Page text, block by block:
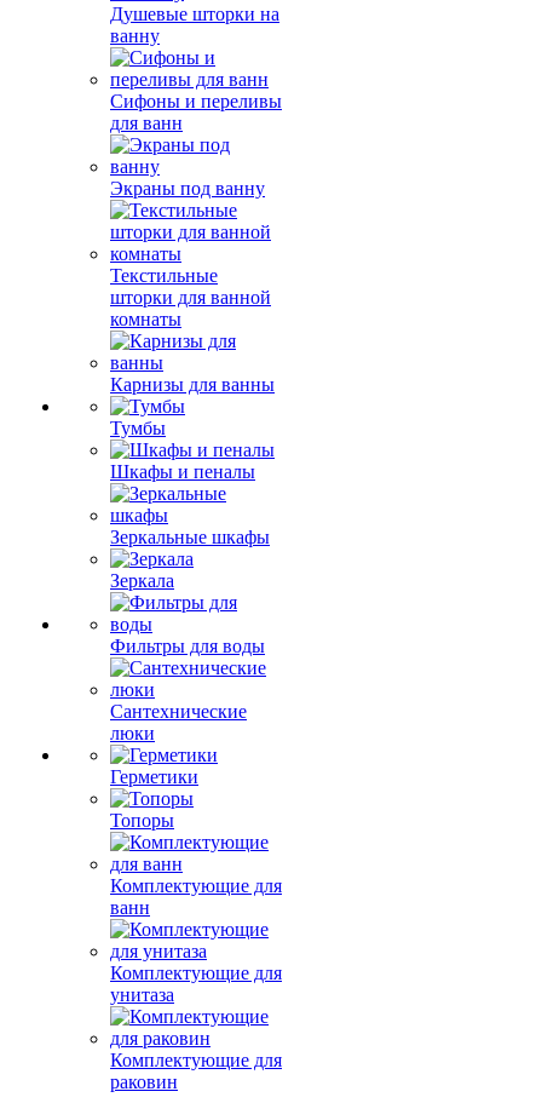
Душевые шторки на
ванну
Сифоны и переливы
для ванн
Экраны под ванну
Текстильные
шторки для ванной
комнаты
Карнизы для ванны
Тумбы
Шкафы и пеналы
Зеркальные шкафы
Зеркала
Фильтры для воды
Сантехнические
люки
Герметики
Топоры
Комплектующие для
ванн
Комплектующие для
унитаза
Комплектующие для
раковин